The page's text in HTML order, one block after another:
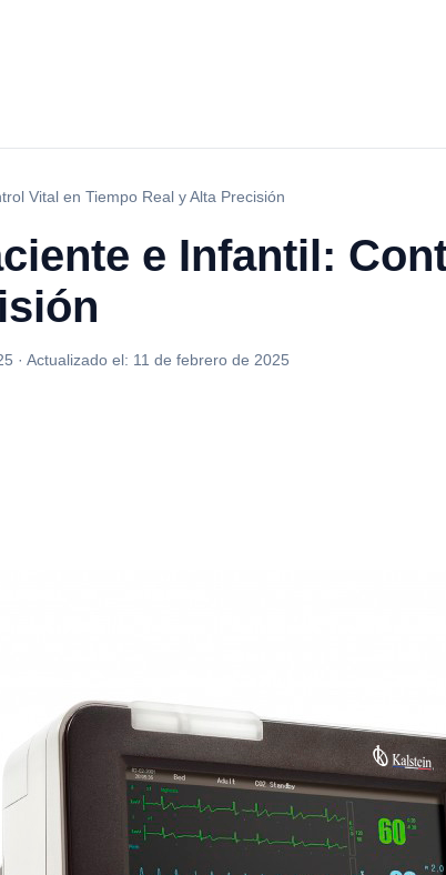
Vital en Tiempo Real y Alta Precisión
e Infantil:
· Actualizado el: 11 de febrero de 2025